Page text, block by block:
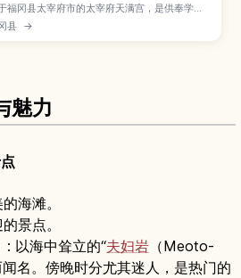
福冈县太宰府市的太宰府天满宫，是供奉学问
菅原道真的代表性天满宫，每逢考试季更是人
断。本文介绍在本殿参拜与祈愿的方法、常见
县 →
魅力
海滩。
景点。
: 以海中耸立的“夫妇岩 （Meoto-
名。傍晚时分尤其迷人，是热门的